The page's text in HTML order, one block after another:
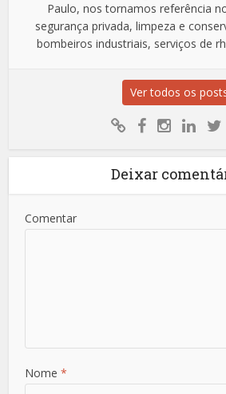
Paulo, nos tornamos referência
segurança privada, limpeza e
bombeiros industriais, serviços de
Ver todos os
Deixar
Comentar
Nome *